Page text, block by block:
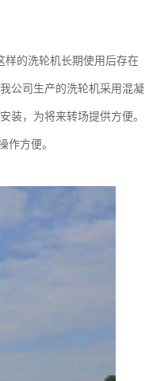
样的洗轮机长期使用后存在
公司生产的洗轮机采用混凝
装，为将来转场提供方便。
作方便。